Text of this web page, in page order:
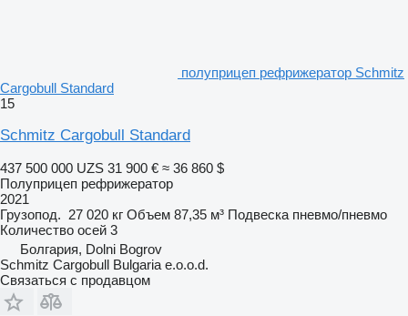
полуприцеп рефрижератор Schmitz
Cargobull Standard
15
Schmitz Cargobull Standard
437 500 000 UZS 31 900 € ≈ 36 860 $
Полуприцеп рефрижератор
2021
Грузопод. 27 020 кг Объем 87,35 м³ Подвеска пневмо/пневмо
Количество осей 3
Болгария, Dolni Bogrov
Schmitz Cargobull Bulgaria e.o.o.d.
Связаться с продавцом